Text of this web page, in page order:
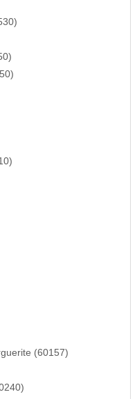
(60157)